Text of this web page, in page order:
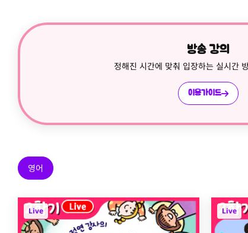
방송 강의
정해진 시간에 맞춰 입장하는 실시간
이용가이드
영어
Live Live